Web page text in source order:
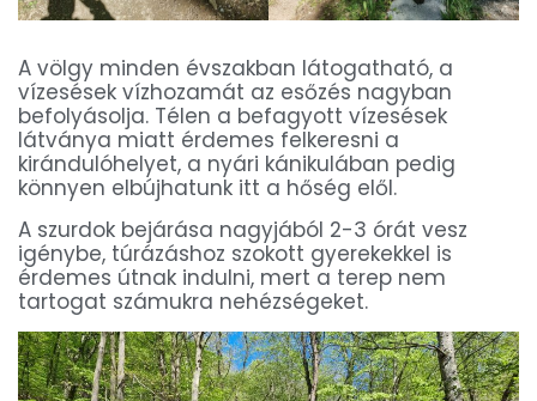
A völgy minden évszakban látogatható, a
vízesések vízhozamát az esőzés nagyban
befolyásolja. Télen a befagyott vízesések
látványa miatt érdemes felkeresni a
kirándulóhelyet, a nyári kánikulában pedig
könnyen elbújhatunk itt a hőség elől.
A szurdok bejárása nagyjából 2-3 órát vesz
igénybe, túrázáshoz szokott gyerekekkel is
érdemes útnak indulni, mert a terep nem
tartogat számukra nehézségeket.